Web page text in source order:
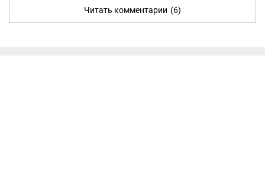
Читать комментарии (6)